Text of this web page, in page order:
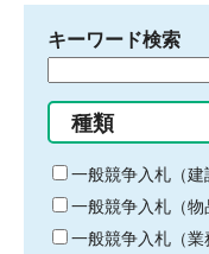
キーワード検索
る
キ
ー
ワ
ー
種類
一般競争入札（建
一般競争入札（物
一般競争入札（業